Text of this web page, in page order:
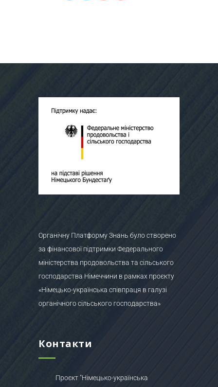
Органічну Платформу Знань було створено
за фінансової підтримки Федерального
міністерства продовольства та сільського
господарства Німеччини в рамках проєкту
«Німецько-українська співпраця в галузі
органічного сільського господарства»
Контакти
Проєкт "Німецько-українська